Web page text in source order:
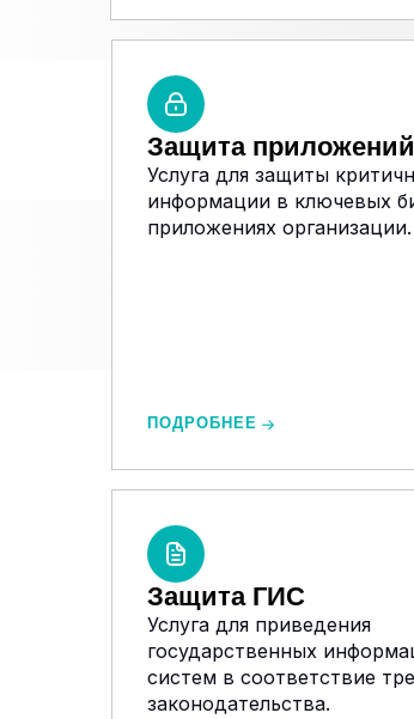
Защита приложений
Услуга для защиты
информации в ключевых
приложениях организации.
ПОДРОБНЕЕ
Защита ГИС
Услуга для приведения
государственных
систем в соответствие
законодательства.